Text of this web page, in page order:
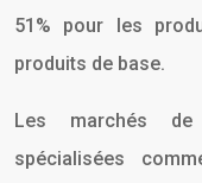
51% pour les
produits de base.
Les marchés
spécialisées